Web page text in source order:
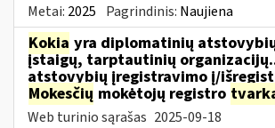
Metai: 2025 Pagrindinis: Naujiena
Kokia yra diplomatinių
įstaigų, tarptautinių
atstovybių įregistravimo į/
Mokesčių mokėtojų registro
Web turinio sąrašas 2025-09-18